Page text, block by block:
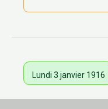
Lundi 3 janvier 1916